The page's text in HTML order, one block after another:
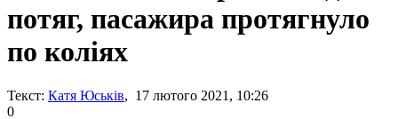
потяг, пасажира протягнуло
по коліях
Текст: Катя Юськів, 17 лютого 2021, 10:26
0